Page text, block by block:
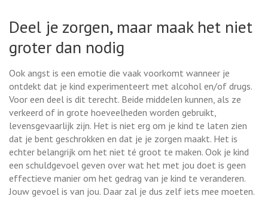
Deel je zorgen, maar maak het niet
groter dan nodig
Ook angst is een emotie die vaak voorkomt wanneer je
ontdekt dat je kind experimenteert met alcohol en/of drugs.
Voor een deel is dit terecht. Beide middelen kunnen, als ze
verkeerd of in grote hoeveelheden worden gebruikt,
levensgevaarlijk zijn. Het is niet erg om je kind te laten zien
dat je bent geschrokken en dat je je zorgen maakt. Het is
echter belangrijk om het niet té groot te maken. Ook je kind
een schuldgevoel geven over wat het met jou doet is geen
effectieve manier om het gedrag van je kind te veranderen.
Jouw gevoel is van jou. Daar zal je dus zelf iets mee moeten.